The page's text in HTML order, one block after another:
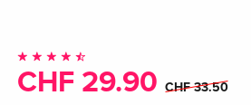
CHF 29.90 CHF 33.50